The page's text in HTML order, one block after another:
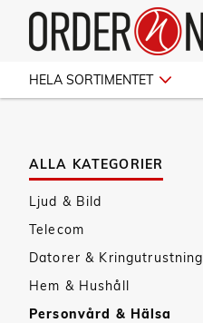
HELA SORTIMENTET
ALLA KATEGORIER
Ljud & Bild
Telecom
Datorer & Kringutrustning
Hem & Hushåll
Personvård & Hälsa